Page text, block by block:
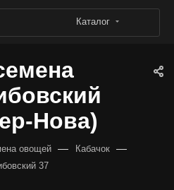
Каталог
Нова)
овощей — Кабачок —
37